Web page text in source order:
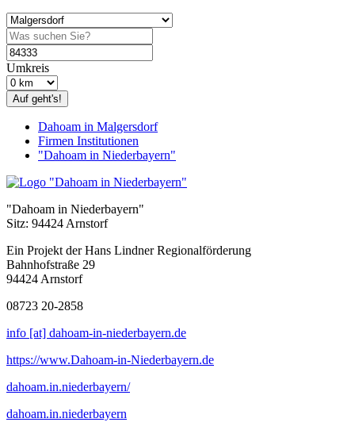
Umkreis
Auf geht's!
Dahoam in Malgersdorf
Firmen Institutionen
"Dahoam in Niederbayern"
"Dahoam in Niederbayern"
Sitz: 94424 Arnstorf
Ein Projekt der Hans Lindner Regionalförderung
Bahnhofstraße 29
94424 Arnstorf
08723 20-2858
info [at] dahoam-in-niederbayern.de
https://www.Dahoam-in-Niederbayern.de
dahoam.in.niederbayern/
dahoam.in.niederbayern